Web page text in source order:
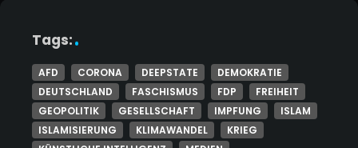
Tags:
AFD CORONA DEEPSTATE
DEMOKRATIE
DEUTSCHLAND
FASCHISMUS FDP
FREIHEIT
GEOPOLITIK
GESELLSCHAFT IMPFUNG
ISLAM
ISLAMISIERUNG
KLIMAWANDEL
KRIEG